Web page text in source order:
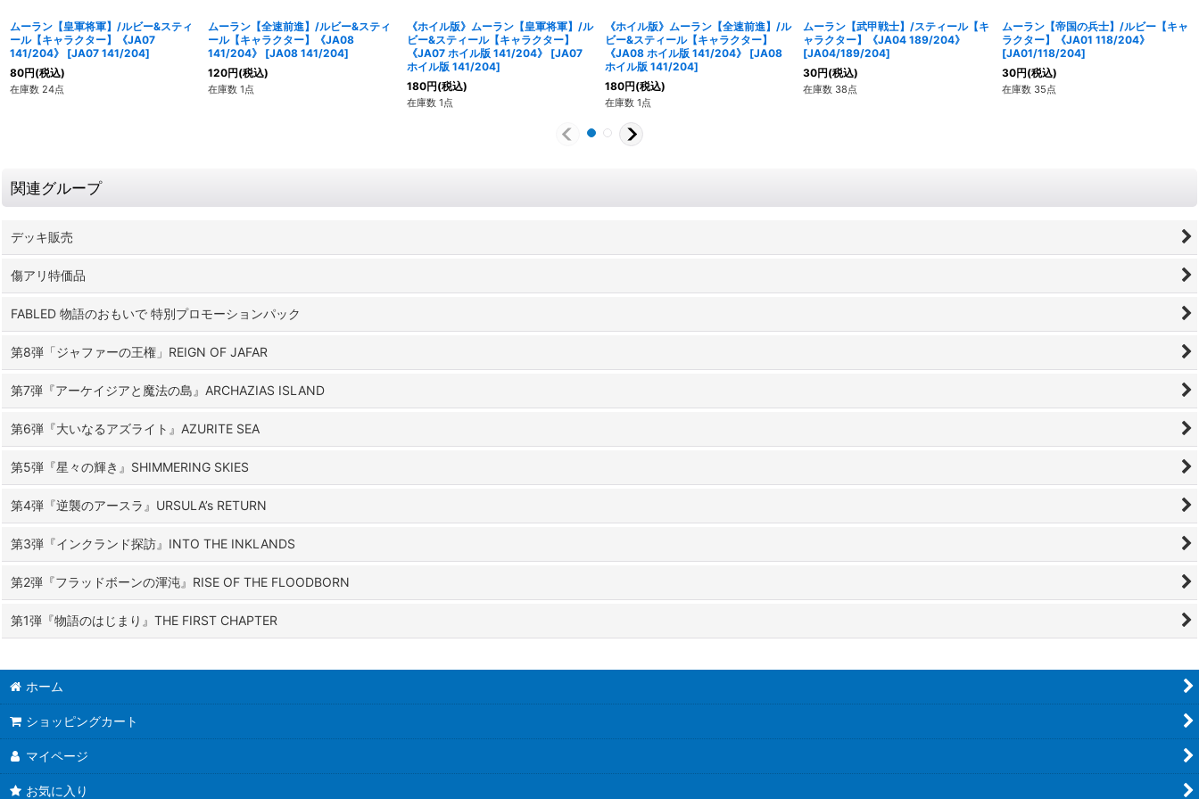
ムーラン【皇軍将軍】/ルビー&スティ
ール【キャラクター】《JA07
141/204》
[JA07 141/204]
80円(税込)
在庫数 24点
ムーラン【全速前進】/ルビー&スティ
ール【キャラクター】《JA08
141/204》
[JA08 141/204]
120円(税込)
在庫数 1点
《ホイル版》ムーラン【皇軍将軍】/ル
ビー&スティール【キャラクター】
《JA07 ホイル版 141/204》
[JA07
ホイル版 141/204]
180円(税込)
在庫数 1点
《ホイル版》ムーラン【全速前進】/ル
ビー&スティール【キャラクター】
《JA08 ホイル版 141/204》
[JA08
ホイル版 141/204]
180円(税込)
在庫数 1点
ムーラン【武甲戦士】/スティール【キ
ャラクター】《JA04 189/204》
[JA04/189/204]
30円(税込)
在庫数 38点
ムーラン【帝国の兵士】/ルビー【キャ
ラクター】《JA01 118/204》
[JA01/118/204]
30円(税込)
在庫数 35点
関連グループ
デッキ販売
傷アリ特価品
FABLED 物語のおもいで 特別プロモーションパック
第8弾「ジャファーの王権」REIGN OF JAFAR
第7弾『アーケイジアと魔法の島』ARCHAZIAS ISLAND
第6弾『大いなるアズライト』AZURITE SEA
第5弾『星々の輝き』SHIMMERING SKIES
第4弾『逆襲のアースラ』URSULA’s RETURN
第3弾『インクランド探訪』INTO THE INKLANDS
第2弾『フラッドボーンの渾沌』RISE OF THE FLOODBORN
第1弾『物語のはじまり』THE FIRST CHAPTER
ホーム
ショッピングカート
マイページ
お気に入り